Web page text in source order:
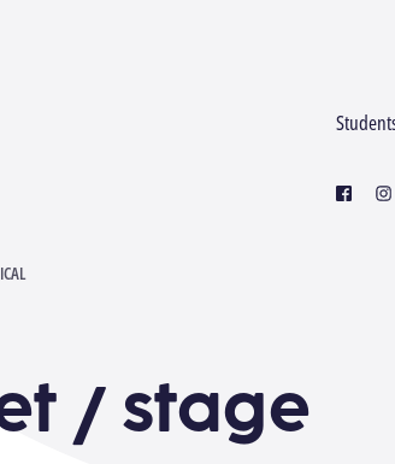
facebook
/ stage